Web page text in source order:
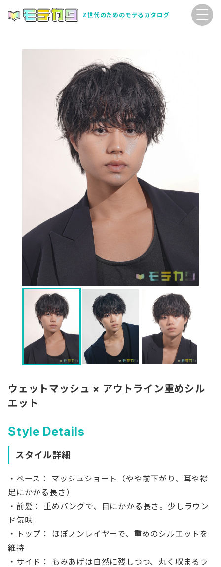
Z世代のためのモテるカタログ
ウェットマッシュ × アウトライン重めシル
エット
Style Details
スタイル詳細
・ベース： マッシュショート（やや前下がり、耳や襟
足にかかる長さ）
・前髪： 重めバングで、目にかかる長さ。少しラウン
ド気味
・トップ： ほぼノンレイヤーで、重めのシルエットを
維持
・サイド： もみあげは自然に残しつつ、丸く収まるラ